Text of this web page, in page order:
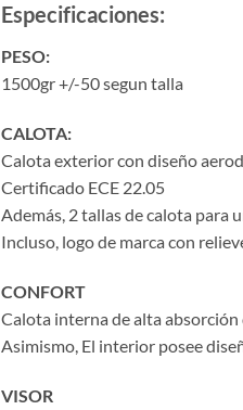
Especificaciones:
PESO:
1500gr +/-50 segun talla
CALOTA:
Calota exterior con diseño
Certificado ECE 22.05
Además, 2 tallas de calota para
Incluso, logo de marca con
CONFORT
Calota interna de alta absorción
Asimismo, El interior posee
VISOR